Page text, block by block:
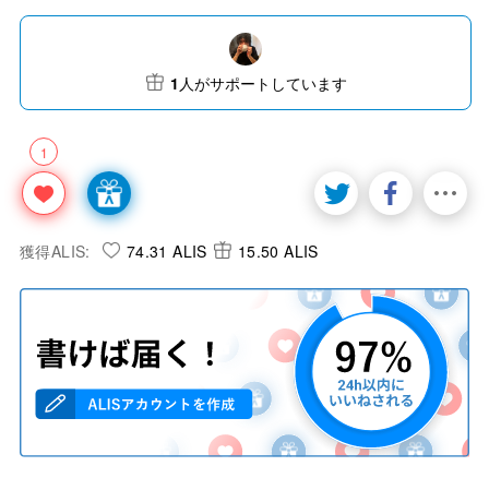
1
1 人がサポートしています
獲得ALIS: 74.31 ALIS 15.50 ALIS